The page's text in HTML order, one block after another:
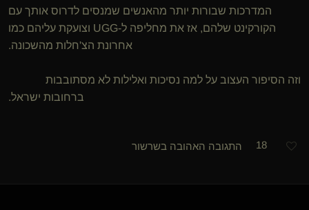
המדרכות שבורות יותר מהאנשים שמנסים לדרוס אותך עם
הקורקינט שלהם, אז את מחליפה ל-UGG וצועקת עליהם כמו
אחרונת הצ'חלות מהשכונה.
וזה הסיפור העצוב על למה נסיכות ואלילות לא מסתובבות
ברחובות ישראל.
18 התגובה האהובה בשרשור